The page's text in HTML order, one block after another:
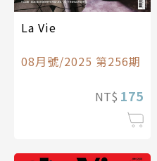
La Vie
08月號/2025 第256期
NT$ 175